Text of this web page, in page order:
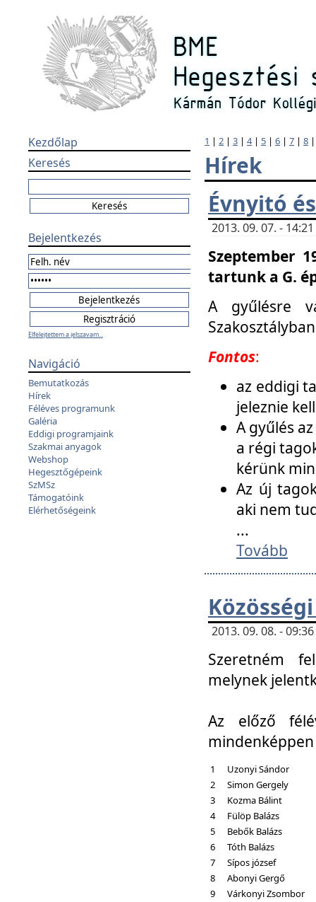
Kezdőlap
Keresés
Bejelentkezés
Elfelejtettem a jelszavam...
Navigáció
Bemutatkozás
Hírek
Féléves programunk
Galéria
Eddigi programjaink
Szakmai anyagok
Webshop
Hegesztőgépeink
SzMSz
Támogatóink
Elérhetőségeink
1 | 2 | 3 | 4| 5 | 6 | 7 | 8
Hírek
Évnyitó
2013. 09. 07. -
Szeptember
tartunk a G.
A gyűlésre
Fontos:
az eddigi
jeleznie
A gyűlés
a régi
kérünk
Az új
aki nem
...
Tovább
2013. 09. 08. -
Szeretném
melynek
Az előző
1
Uzonyi Sándor
2
Simon Gergely
3
Kozma Bálint
4
Fülöp Balázs
5
Bebők Balázs
6
Tóth Balázs
7
Sípos józsef
8
Abonyi Gergő
9
Várkonyi Zsombor